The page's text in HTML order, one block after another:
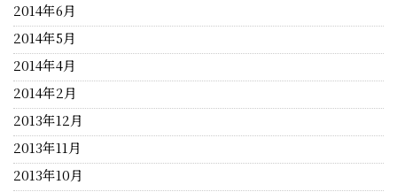
2014年6月
2014年5月
2014年4月
2014年2月
2013年12月
2013年11月
2013年10月